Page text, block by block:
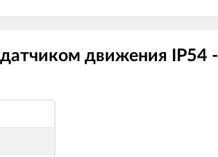
движения IP54 -